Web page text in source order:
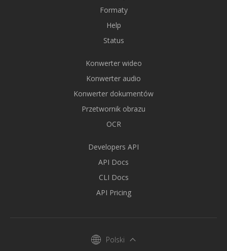
Formaty
Help
Status
Konwerter wideo
Konwerter audio
Konwerter dokumentów
Przetwornik obrazu
OCR
Developers API
API Docs
CLI Docs
API Pricing
Polski